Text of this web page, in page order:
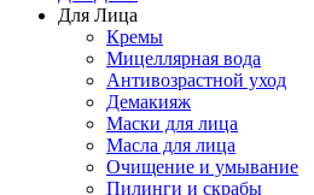
Для Лица
Кремы
Мицеллярная вода
Антивозрастной уход
Демакияж
Маски для лица
Масла для лица
Очищение и умывание
Пилинги и скрабы